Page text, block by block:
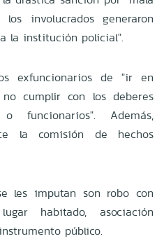
involucrados generaron
la institución policial".
exfuncionarios de "ir en
cumplir con los deberes
o funcionarios". Además,
la comisión de hechos
les imputan son robo con
habitado, asociación
público.